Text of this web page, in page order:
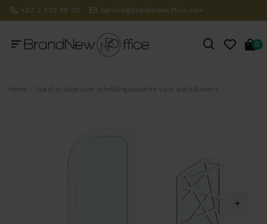
+32 2 310 98 30 service@brandnewoffice.com
0
Home Nardi ecologische scheidingspanelen voor wachtkamers